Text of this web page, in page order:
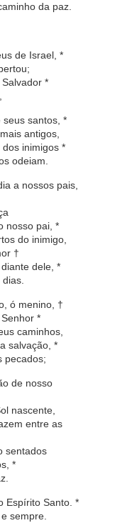
da paz.
de Israel, *
*
santos, *
antigos,
inimigos *
odeiam.
a nossos pais,
nosso pai, *
do inimigo,
†
dele, *
ó menino, †
*
caminhos,
salvação, *
pecados;
de nosso
nascente,
entre as
sentados
*
Espírito Santo. *
sempre.